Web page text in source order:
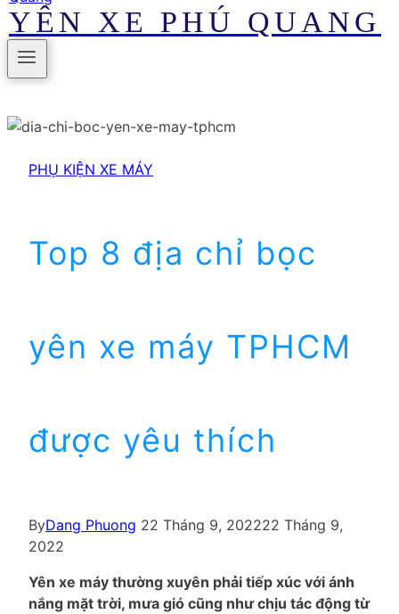
YÊN XE PHÚ QUANG
PHỤ KIỆN XE MÁY
Top 8 địa chỉ bọc
yên xe máy TPHCM
được yêu thích
ByDang Phuong 22 Tháng 9, 202222 Tháng 9,
2022
Yên xe máy thường xuyên phải tiếp xúc với ánh
nắng mặt trời, mưa gió cũng như chịu tác động từ